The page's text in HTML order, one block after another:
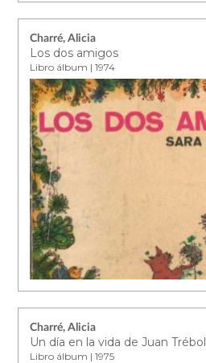
Charré, Alicia
Los dos amigos
Libro álbum | 1974
Charré, Alicia
Un día en la vida de Juan Trébol
Libro álbum | 1975